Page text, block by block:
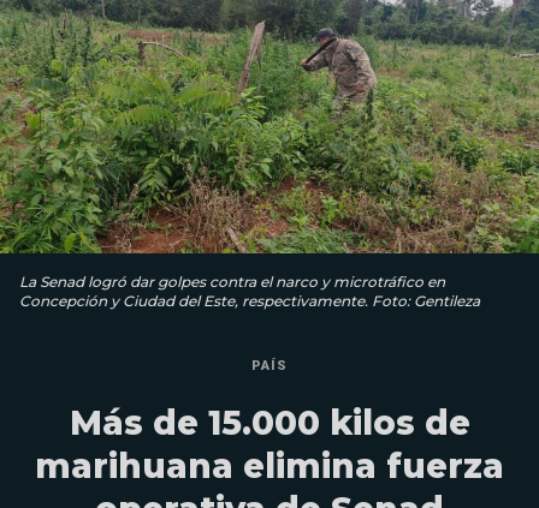
La Senad logró dar golpes contra el narco y microtráfico en
Concepción y Ciudad del Este, respectivamente. Foto: Gentileza
PAÍS
Más de 15.000 kilos de
marihuana elimina fuerza